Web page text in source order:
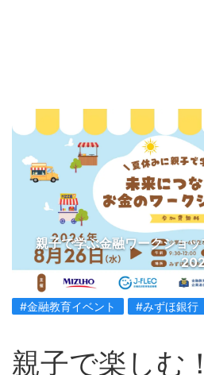
親子で学ぶ金融ワークショッ
#金融教育イベント #みずほ銀行
親子で楽しむ